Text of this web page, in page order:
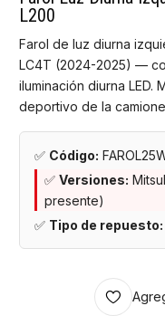
L200
Farol de luz diurna
LC4T (2024-2025) —
iluminación diurna LED.
deportivo de la
✅ Código:
✅ Versiones:
presente)
✅ Tipo de repuesto: